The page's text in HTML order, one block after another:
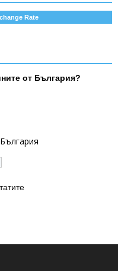
Rate
от България?